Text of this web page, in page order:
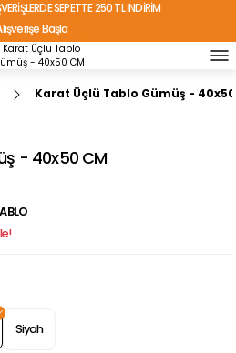
SEPETTE 250 TL İNDİRİM
Başla
YERİNE ÜCRETSİZ KARGO!
Karat Üçlü Tablo Gümüş - 40x50
- 40x50 CM
Siyah